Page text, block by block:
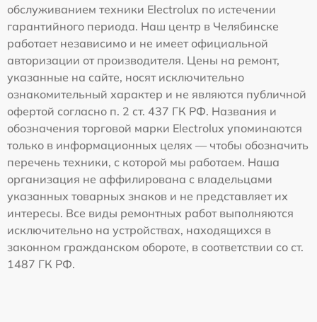
обслуживанием техники Electrolux по истечении
гарантийного периода. Наш центр в Челябинске
работает независимо и не имеет официальной
авторизации от производителя. Цены на ремонт,
указанные на сайте, носят исключительно
ознакомительный характер и не являются публичной
офертой согласно п. 2 ст. 437 ГК РФ. Названия и
обозначения торговой марки Electrolux упоминаются
только в информационных целях — чтобы обозначить
перечень техники, с которой мы работаем. Наша
организация не аффилирована с владельцами
указанных товарных знаков и не представляет их
интересы. Все виды ремонтных работ выполняются
исключительно на устройствах, находящихся в
законном гражданском обороте, в соответствии со ст.
1487 ГК РФ.